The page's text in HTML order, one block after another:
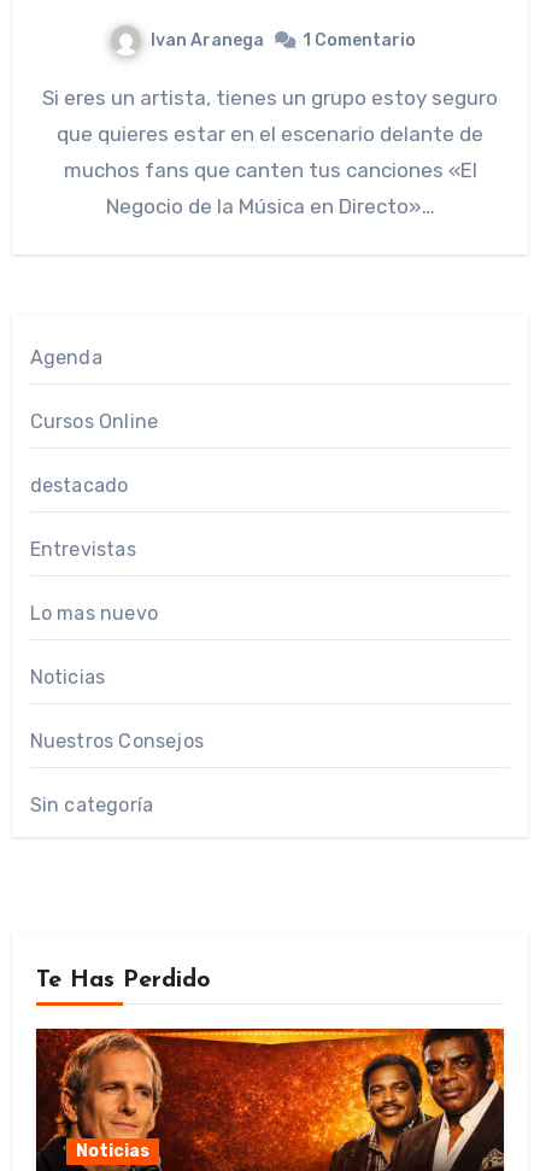
Ivan Aranega 1 Comentario
Si eres un artista, tienes un grupo estoy seguro
que quieres estar en el escenario delante de
muchos fans que canten tus canciones «El
Negocio de la Música en Directo»…
Agenda
Cursos Online
destacado
Entrevistas
Lo mas nuevo
Noticias
Nuestros Consejos
Sin categoría
Te Has Perdido
Noticias